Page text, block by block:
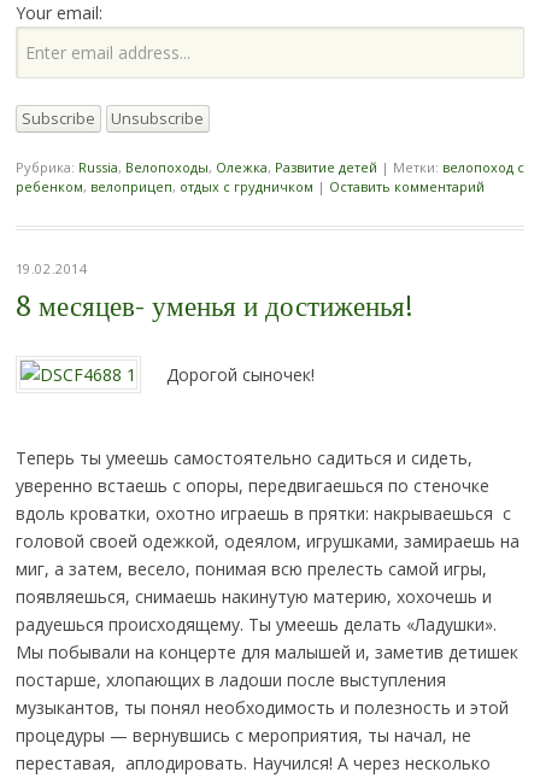
Your email:
Рубрика: Russia, Велопоходы, Олежка, Развитие детей | Метки: велопоход с
ребенком, велоприцеп, отдых с грудничком | Оставить комментарий
19.02.2014
8 месяцев- уменья и достиженья!
Дорогой сыночек!
Теперь ты умеешь самостоятельно садиться и сидеть,
уверенно встаешь с опоры, передвигаешься по стеночке
вдоль кроватки, охотно играешь в прятки: накрываешься с
головой своей одежкой, одеялом, игрушками, замираешь на
миг, а затем, весело, понимая всю прелесть самой игры,
появляешься, снимаешь накинутую материю, хохочешь и
радуешься происходящему. Ты умеешь делать «Ладушки».
Мы побывали на концерте для малышей и, заметив детишек
постарше, хлопающих в ладоши после выступления
музыкантов, ты понял необходимость и полезность и этой
процедуры — вернувшись с мероприятия, ты начал, не
переставая, аплодировать. Научился! А через несколько